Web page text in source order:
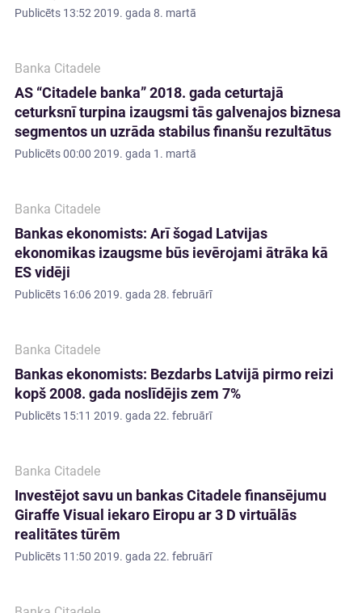
Publicēts 13:52 2019. gada 8. martā
Banka Citadele
AS “Citadele banka” 2018. gada ceturtajā
ceturksnī turpina izaugsmi tās galvenajos biznesa
segmentos un uzrāda stabilus finanšu rezultātus
Publicēts00:00 2019. gada 1. martā
Banka Citadele
Bankas ekonomists: Arī šogad Latvijas
ekonomikas izaugsme būs ievērojami ātrāka kā
ES vidēji
Publicēts 16:06 2019. gada 28. februārī
Banka Citadele
Bankas ekonomists: Bezdarbs Latvijā pirmo reizi
kopš 2008. gada noslīdējis zem 7%
Publicēts 15:11 2019. gada 22. februārī
Banka Citadele
Investējot savu un bankas Citadele finansējumu
Giraffe Visual iekaro Eiropu ar 3 D virtuālās
realitātes tūrēm
Publicēts 11:50 2019. gada 22. februārī